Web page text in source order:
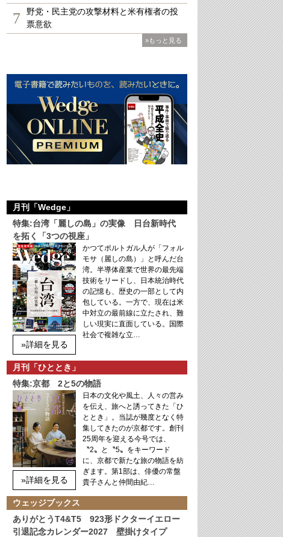
7
野党・民主党の攻撃材料と米有権者の投
票意欲
»もっと見る
月刊「Wedge」
特集:台湾「麗しの島」の実像 日台新時代
を拓く「3つの視座」
»詳細を見る
かつてポルトガル人が「フォル
モサ（麗しの島）」と呼んだ台
湾。半導体産業で世界の最先端
技術をリードし、日本統治時代
の記憶も、歴史の一部として内
包している。一方で、現在は米
中対立の最前線に立たされ、難
しい現実に直面している。国際
社会で複雑な立…
月刊「ひととき」
特集:京都 2と5の物語
»詳細を見る
日本の文化や風土、人々の営み
を伝え、旅へと誘ってきた「ひ
ととき」。当誌が幾度となく特
集してきたのが京都です。創刊
25周年を迎える今号では、
〝2〟と〝5〟をキーワード
に、京都で新たな旅の物語を紡
ぎます。第1部は、俳優の常盤
貴子さんと仲間由紀…
ウェッジブックス
ありがとうT4&T5 923形ドクターイエロー
引退記念カレンダー2027 壁掛けタイプ